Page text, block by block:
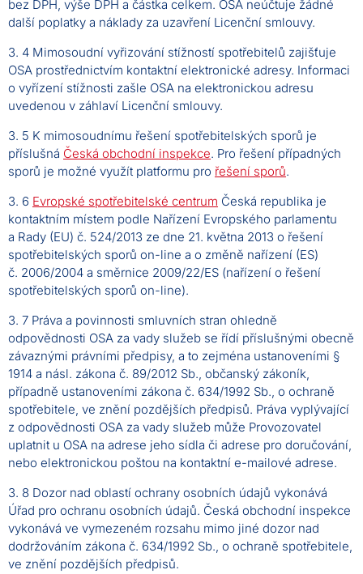
bez DPH, výše DPH a částka celkem. OSA neúčtuje žádné
další poplatky a náklady za uzavření Licenční smlouvy.
3. 4 Mimosoudní vyřizování stížností spotřebitelů zajišťuje
OSA prostřednictvím kontaktní elektronické adresy. Informaci
o vyřízení stížnosti zašle OSA na elektronickou adresu
uvedenou v záhlaví Licenční smlouvy.
3. 5 K mimosoudnímu řešení spotřebitelských sporů je
příslušná Česká obchodní inspekce. Pro řešení případných
sporů je možné využít platformu pro řešení sporů.
3. 6 Evropské spotřebitelské centrum Česká republika je
kontaktním místem podle Nařízení Evropského parlamentu
a Rady (EU) č. 524/2013 ze dne 21. května 2013 o řešení
spotřebitelských sporů on-line a o změně nařízení (ES)
č. 2006/2004 a směrnice 2009/22/ES (nařízení o řešení
spotřebitelských sporů on-line).
3. 7 Práva a povinnosti smluvních stran ohledně
odpovědnosti OSA za vady služeb se řídí příslušnými obecně
závaznými právními předpisy, a to zejména ustanoveními §
1914 a násl. zákona č. 89/2012 Sb., občanský zákoník,
případně ustanoveními zákona č. 634/1992 Sb., o ochraně
spotřebitele, ve znění pozdějších předpisů. Práva vyplývající
z odpovědnosti OSA za vady služeb může Provozovatel
uplatnit u OSA na adrese jeho sídla či adrese pro doručování,
nebo elektronickou poštou na kontaktní e-mailové adrese.
3. 8 Dozor nad oblastí ochrany osobních údajů vykonává
Úřad pro ochranu osobních údajů. Česká obchodní inspekce
vykonává ve vymezeném rozsahu mimo jiné dozor nad
dodržováním zákona č. 634/1992 Sb., o ochraně spotřebitele,
ve znění pozdějších předpisů.